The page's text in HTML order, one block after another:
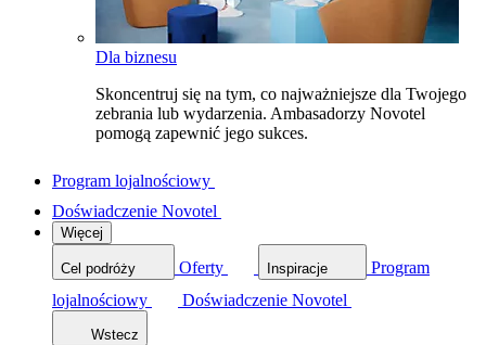
Dla biznesu
Skoncentruj się na tym, co najważniejsze dla Twojego
zebrania lub wydarzenia. Ambasadorzy Novotel
pomogą zapewnić jego sukces.
Program lojalnościowy
Doświadczenie Novotel
Więcej
Cel podróży Oferty Inspiracje
Program
lojalnościowy
Doświadczenie Novotel
Wstecz